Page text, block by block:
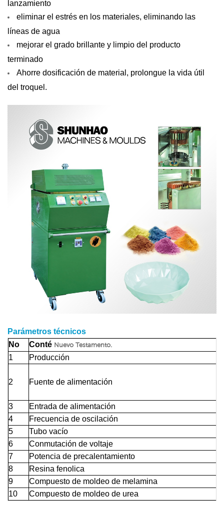
lanzamiento
eliminar el estrés en los materiales, eliminando las
líneas de agua
mejorar el grado brillante y limpio del producto
terminado
Ahorre dosificación de material, prolongue la vida útil
del troquel.
Parámetros técnicos
No
Conté Nuevo Testamento.
1 Producción
2 Fuente de alimentación
3
Entrada de alimentación
4
Frecuencia de oscilación
5
Tubo vacío
6
Conmutación de voltaje
7
Potencia de precalentamiento
8
Resina fenolica
9
Compuesto de moldeo de melamina
10
Compuesto de moldeo de urea